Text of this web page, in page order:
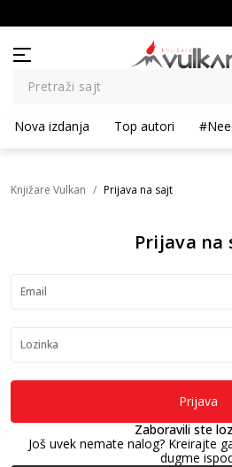
Pretraži sajt
Nova izdanja Top autori
Knjižare Vulkan Prijava na sajt
Prijava na
Email
Lozinka
Prijava
Zaboravili ste
Još uvek nemate nalog? Kreirajte
dugme